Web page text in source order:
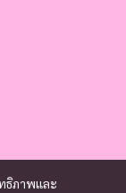
ธิภาพและ